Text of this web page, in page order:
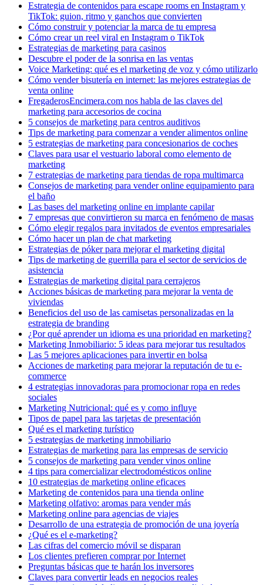
Estrategia de contenidos para escape rooms en Instagram y
TikTok: guion, ritmo y ganchos que convierten
Cómo construir y potenciar la marca de tu empresa
Cómo crear un reel viral en Instagram o TikTok
Estrategias de marketing para casinos
Descubre el poder de la sonrisa en las ventas
Voice Marketing: qué es el marketing de voz y cómo utilizarlo
Cómo vender bisutería en internet: las mejores estrategias de
venta online
FregaderosEncimera.com nos habla de las claves del
marketing para accesorios de cocina
5 consejos de marketing para centros auditivos
Tips de marketing para comenzar a vender alimentos online
5 estrategias de marketing para concesionarios de coches
Claves para usar el vestuario laboral como elemento de
marketing
7 estrategias de marketing para tiendas de ropa multimarca
Consejos de marketing para vender online equipamiento para
el baño
Las bases del marketing online en implante capilar
7 empresas que convirtieron su marca en fenómeno de masas
Cómo elegir regalos para invitados de eventos empresariales
Cómo hacer un plan de chat marketing
Estrategias de póker para mejorar el marketing digital
Tips de marketing de guerrilla para el sector de servicios de
asistencia
Estrategias de marketing digital para cerrajeros
Acciones básicas de marketing para mejorar la venta de
viviendas
Beneficios del uso de las camisetas personalizadas en la
estrategia de branding
¿Por qué aprender un idioma es una prioridad en marketing?
Marketing Inmobiliario: 5 ideas para mejorar tus resultados
Las 5 mejores aplicaciones para invertir en bolsa
Acciones de marketing para mejorar la reputación de tu e-
commerce
4 estrategias innovadoras para promocionar ropa en redes
sociales
Marketing Nutricional: qué es y como influye
Tipos de papel para las tarjetas de presentación
Qué es el marketing turístico
5 estrategias de marketing inmobiliario
Estrategias de marketing para las empresas de servicio
5 consejos de marketing para vender vinos online
4 tips para comercializar electrodomésticos online
10 estrategias de marketing online eficaces
Marketing de contenidos para una tienda online
Marketing olfativo: aromas para vender más
Marketing online para agencias de viajes
Desarrollo de una estrategia de promoción de una joyería
¿Qué es el e-marketing?
Las cifras del comercio móvil se disparan
Los clientes prefieren comprar por Internet
Preguntas básicas que te harán los inversores
Claves para convertir leads en negocios reales